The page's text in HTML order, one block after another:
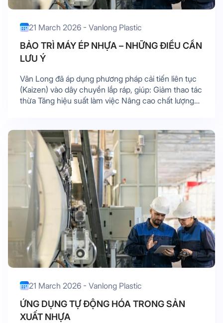
21 March 2026 - Vanlong Plastic
BẢO TRÌ MÁY ÉP NHỰA – NHỮNG ĐIỀU CẦN
LƯU Ý
Vân Long đã áp dụng phương pháp cải tiến liên tục
(Kaizen) vào dây chuyền lắp ráp, giúp: Giảm thao tác
thừa Tăng hiệu suất làm việc Nâng cao chất lượng
21 March 2026 - Vanlong Plastic
ỨNG DỤNG TỰ ĐỘNG HÓA TRONG SẢN
XUẤT NHỰA